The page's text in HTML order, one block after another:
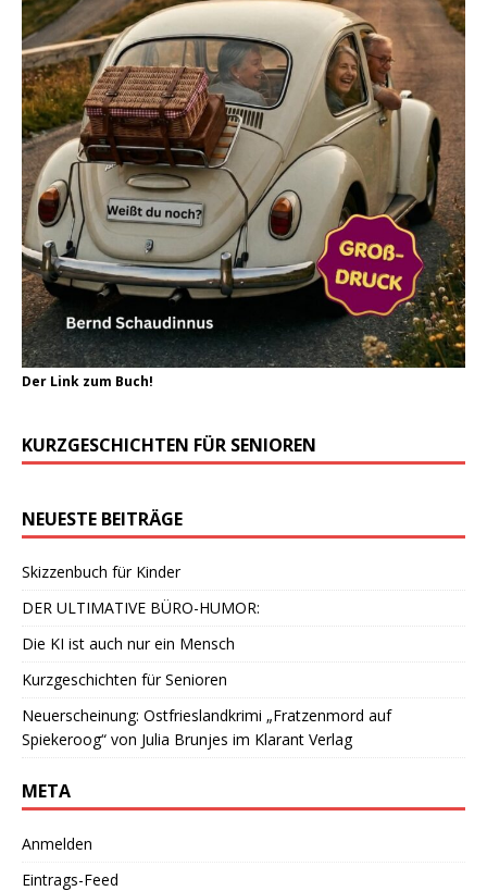
Der Link zum Buch!
KURZGESCHICHTEN FÜR SENIOREN
NEUESTE BEITRÄGE
Skizzenbuch für Kinder
DER ULTIMATIVE BÜRO-HUMOR:
Die KI ist auch nur ein Mensch
Kurzgeschichten für Senioren
Neuerscheinung: Ostfrieslandkrimi „Fratzenmord auf
Spiekeroog“ von Julia Brunjes im Klarant Verlag
META
Anmelden
Eintrags-Feed